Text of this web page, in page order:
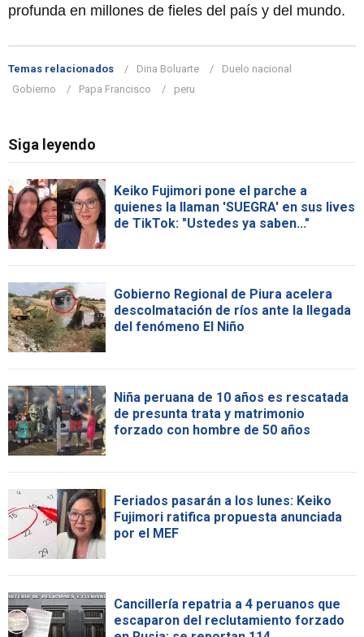
profunda en millones de fieles del país y del mundo.
Temas relacionados Dina Boluarte
Duelo nacional
Gobierno
Papa Francisco peru
Siga leyendo
Keiko Fujimori pone el parche a
quienes la llaman 'SUEGRA' en sus lives
de TikTok: "Ustedes ya saben..."
Gobierno Regional de Piura acelera
descolmatación de ríos ante la llegada
del fenómeno El Niño
Niña peruana de 10 años es rescatada
de presunta trata y matrimonio
forzado con hombre de 50 años
Feriados pasarán a los lunes: Keiko
Fujimori ratifica propuesta anunciada
por el MEF
Cancillería repatria a 4 peruanos que
escaparon del reclutamiento forzado